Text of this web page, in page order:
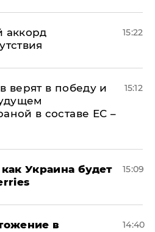
аккорд
15:22
верят в победу и
в составе ЕС –
15:12
Украина будет
15:09
в
14:40